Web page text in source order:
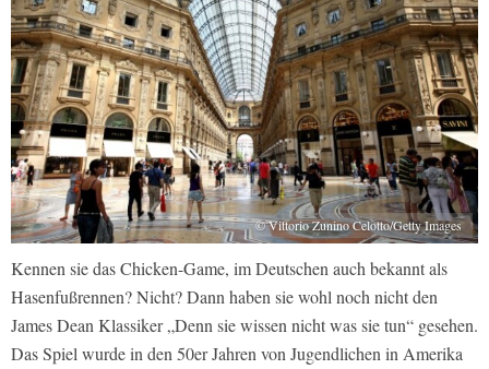
© Vittorio Zunino Celotto/Getty Images
Kennen sie das Chicken-Game, im Deutschen auch bekannt als
Hasenfußrennen? Nicht? Dann haben sie wohl noch nicht den
James Dean Klassiker „Denn sie wissen nicht was sie tun“ gesehen.
Das Spiel wurde in den 50er Jahren von Jugendlichen in Amerika